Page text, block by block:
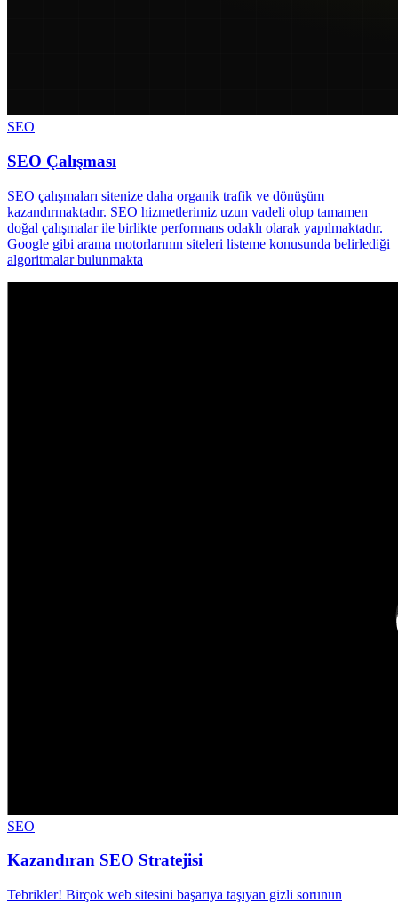
SEO
SEO Çalışması
SEO çalışmaları sitenize daha organik trafik ve dönüşüm
kazandırmaktadır. SEO hizmetlerimiz uzun vadeli olup tamamen
doğal çalışmalar ile birlikte performans odaklı olarak yapılmaktadır.
Google gibi arama motorlarının siteleri listeme konusunda belirlediği
algoritmalar bulunmakta
SEO
Kazandıran SEO Stratejisi
Tebrikler! Birçok web sitesini başarıya taşıyan gizli sorunun